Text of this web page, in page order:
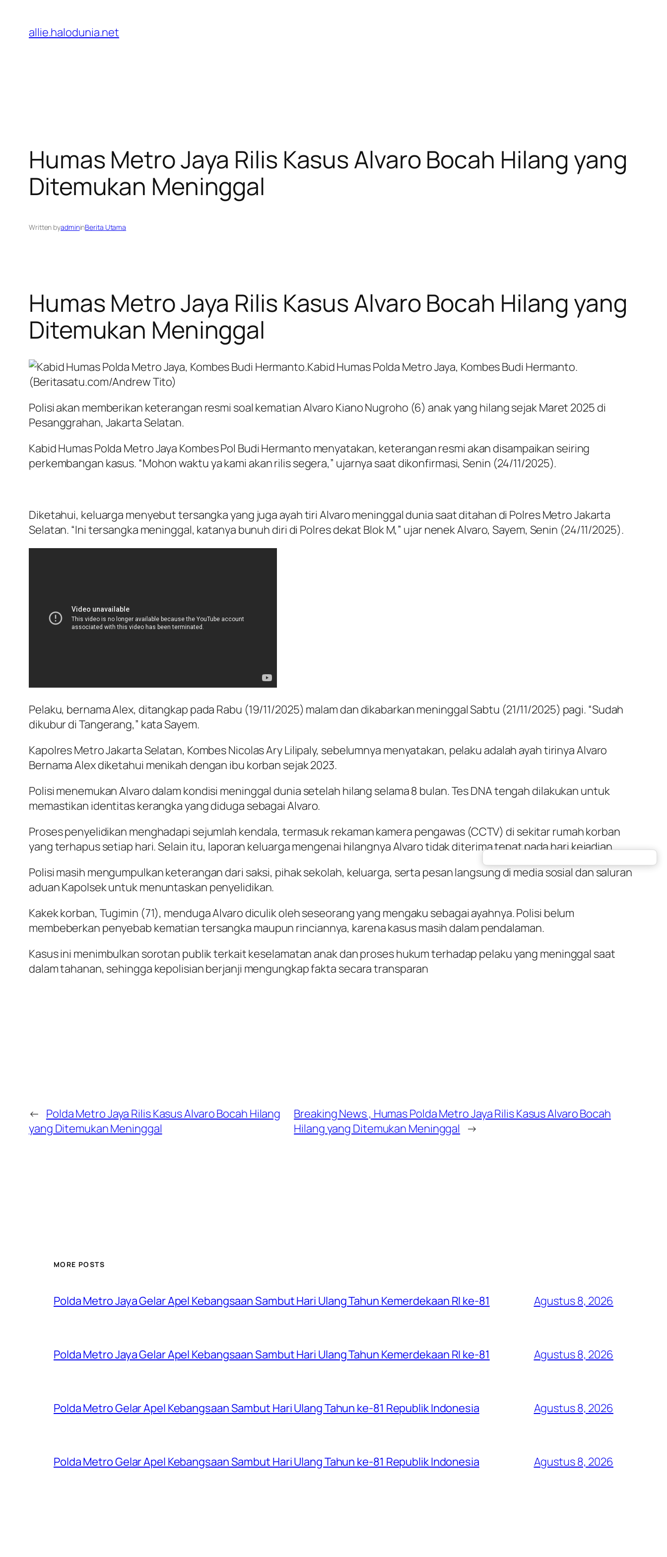
konten
allie.halodunia.net
Humas Metro Jaya Rilis Kasus Alvaro Bocah Hilang yang
Ditemukan Meninggal
Written byadmininBerita Utama
Humas Metro Jaya Rilis Kasus Alvaro Bocah Hilang yang
Ditemukan Meninggal
Kabid Humas Polda Metro Jaya, Kombes Budi Hermanto.
(Beritasatu.com/Andrew Tito)
Polisi akan memberikan keterangan resmi soal kematian Alvaro Kiano Nugroho (6) anak yang hilang sejak Maret 2025 di
Pesanggrahan, Jakarta Selatan.
Kabid Humas Polda Metro Jaya Kombes Pol Budi Hermanto menyatakan, keterangan resmi akan disampaikan seiring
perkembangan kasus. “Mohon waktu ya kami akan rilis segera,” ujarnya saat dikonfirmasi, Senin (24/11/2025).
Diketahui, keluarga menyebut tersangka yang juga ayah tiri Alvaro meninggal dunia saat ditahan di Polres Metro Jakarta
Selatan. “Ini tersangka meninggal, katanya bunuh diri di Polres dekat Blok M,” ujar nenek Alvaro, Sayem, Senin (24/11/2025).
Pelaku, bernama Alex, ditangkap pada Rabu (19/11/2025) malam dan dikabarkan meninggal Sabtu (21/11/2025) pagi. “Sudah
dikubur di Tangerang,” kata Sayem.
Kapolres Metro Jakarta Selatan, Kombes Nicolas Ary Lilipaly, sebelumnya menyatakan, pelaku adalah ayah tirinya Alvaro
Bernama Alex diketahui menikah dengan ibu korban sejak 2023.
Polisi menemukan Alvaro dalam kondisi meninggal dunia setelah hilang selama 8 bulan. Tes DNA tengah dilakukan untuk
memastikan identitas kerangka yang diduga sebagai Alvaro.
Proses penyelidikan menghadapi sejumlah kendala, termasuk rekaman kamera pengawas (CCTV) di sekitar rumah korban
yang terhapus setiap hari. Selain itu, laporan keluarga mengenai hilangnya Alvaro tidak diterima tepat pada hari kejadian.
Polisi masih mengumpulkan keterangan dari saksi, pihak sekolah, keluarga, serta pesan langsung di media sosial dan saluran
aduan Kapolsek untuk menuntaskan penyelidikan.
Kakek korban, Tugimin (71), menduga Alvaro diculik oleh seseorang yang mengaku sebagai ayahnya. Polisi belum
membeberkan penyebab kematian tersangka maupun rinciannya, karena kasus masih dalam pendalaman.
Kasus ini menimbulkan sorotan publik terkait keselamatan anak dan proses hukum terhadap pelaku yang meninggal saat
dalam tahanan, sehingga kepolisian berjanji mengungkap fakta secara transparan
← Polda Metro Jaya Rilis Kasus Alvaro Bocah Hilang
yang Ditemukan Meninggal
Breaking News , Humas Polda Metro Jaya Rilis Kasus Alvaro Bocah
Hilang yang Ditemukan Meninggal →
MORE POSTS
Polda Metro Jaya Gelar Apel Kebangsaan Sambut Hari Ulang Tahun Kemerdekaan RI ke-81 Agustus 8, 2026
Polda Metro Jaya Gelar Apel Kebangsaan Sambut Hari Ulang Tahun Kemerdekaan RI ke-81 Agustus 8, 2026
Polda Metro Gelar Apel Kebangsaan Sambut Hari Ulang Tahun ke-81 Republik Indonesia Agustus 8, 2026
Polda Metro Gelar Apel Kebangsaan Sambut Hari Ulang Tahun ke-81 Republik Indonesia Agustus 8, 2026